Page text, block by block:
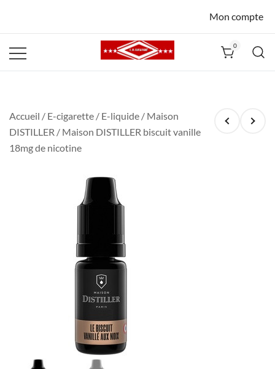
Mon compte
0
Accueil / E-cigarette / E-liquide / Maison
DISTILLER / Maison DISTILLER biscuit vanille
18mg de nicotine